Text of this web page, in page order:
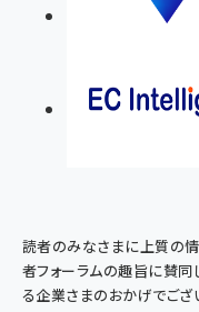
読者のみなさまに上質の情
者フォーラムの趣旨に賛同
る企業さまのおかげでござ